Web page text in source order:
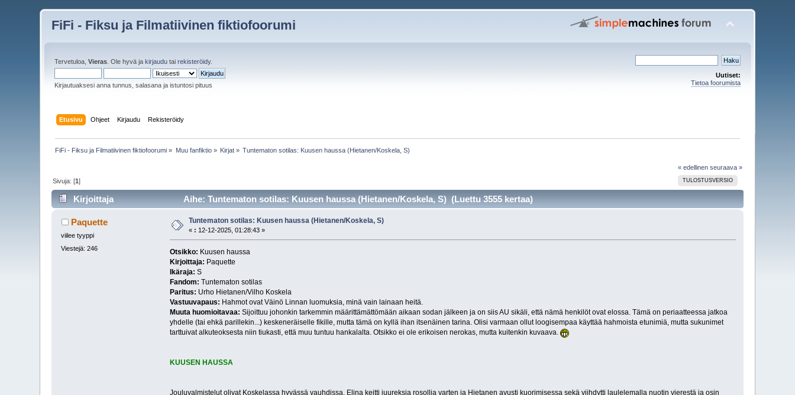
FiFi - Fiksu ja Filmatiivinen fiktiofoorumi
Tervetuloa,Vieras . Ole hyvä jakirjaudu tairekisteröidy.
Kirjautuaksesi anna tunnus, salasana ja istuntosi pituus
Uutiset:
Tietoa foorumista
Etusivu Ohjeet Kirjaudu Rekisteröidy
FiFi - Fiksu ja Filmatiivinen fiktiofoorumi » Muu fanfiktio» Kirjat » Tuntematon sotilas: Kuusen haussa (Hietanen/Koskela, S)
« edellinen seuraava »
TULOSTUSVERSIO
Sivuja: [1]
Kirjoittaja Aihe: Tuntematon sotilas: Kuusen haussa (Hietanen/Koskela, S) (Luettu 3555 kertaa)
Paquette
viilee tyyppi
Viestejä: 246
Tuntematon sotilas: Kuusen haussa (Hietanen/Koskela, S)
« : 12-12-2025, 01:28:43 »
Otsikko: Kuusen haussa
Kirjoittaja: Paquette
Ikäraja: S
Fandom: Tuntematon sotilas
Paritus: Urho Hietanen/Vilho Koskela
Vastuuvapaus: Hahmot ovat Väinö Linnan luomuksia, minä vain lainaan heitä.
Muuta huomioitavaa: Sijoittuu johonkin tarkemmin määrittämättömään aikaan sodan jälkeen ja on siis AU sikäli, että nämä henkilöt ovat elossa. Tämä on periaatteessa jatkoa
yhdelle (tai ehkä parillekin...) keskeneräiselle fikille, mutta tämä on kyllä ihan itsenäinen tarina. Olisi varmaan ollut loogisempaa käyttää hahmoista etunimiä, mutta sukunimet
tarttuivat alkuteoksesta niin tiukasti, että muu tuntuu hankalalta. Otsikko ei ole erikoisen nerokas, mutta kuitenkin kuvaava.
KUUSEN HAUSSA
Jouluvalmistelut olivat Koskelassa hyvässä vauhdissa. Elina keitti juureksia rosollia varten ja Hietanen avusti kuorimisessa sekä viihdytti laulelemalla nuotin vierestä ja osin